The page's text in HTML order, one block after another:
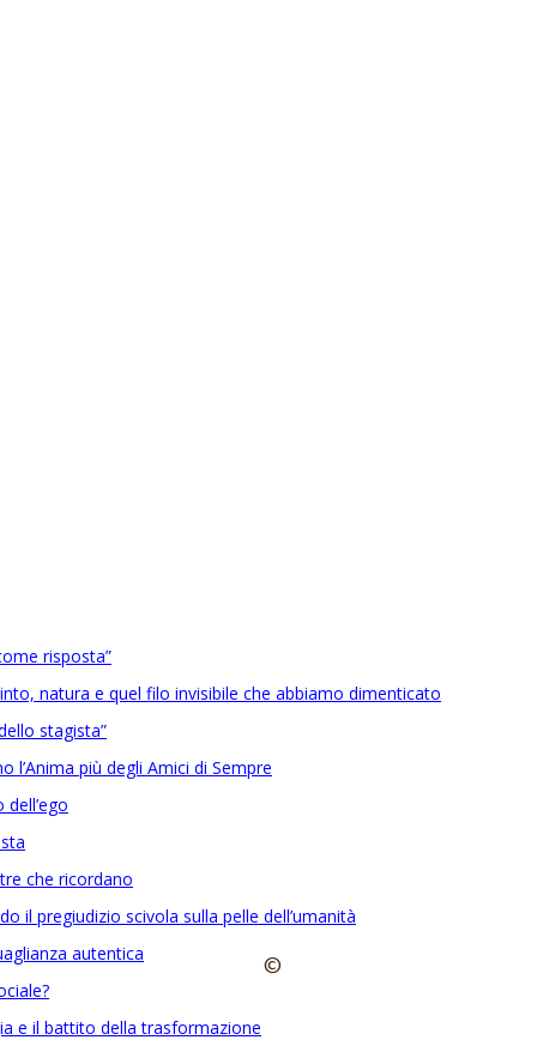
©
risposta”
natura e quel filo invisibile che abbiamo dimenticato
stagista”
l’Anima più degli Amici di Sempre
che ricordano
il pregiudizio scivola sulla pelle dell’umanità
autentica
e il battito della trasformazione